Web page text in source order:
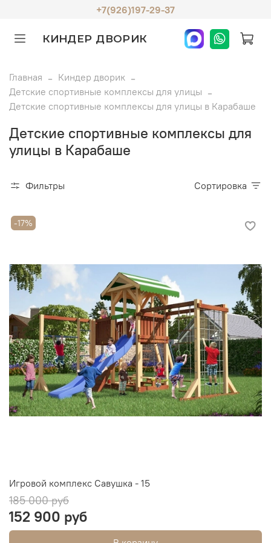
+7(926)197-29-37
КИНДЕР ДВОРИК
Главная
Киндер дворик
Детские спортивные комплексы для улицы
Детские спортивные комплексы для улицы в Карабаше
Детские спортивные комплексы для
улицы в Карабаше
Фильтры Сортировка
-17%
Игровой комплекс Савушка - 15
185 000 руб
152 900 руб